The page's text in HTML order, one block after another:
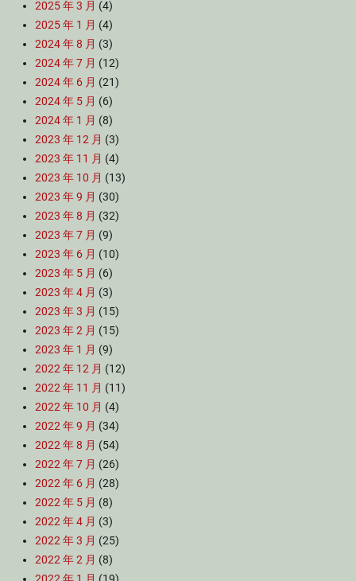
2025 年 3 月 (4)
2025 年 1 月 (4)
2024 年 8 月 (3)
2024 年 7 月 (12)
2024 年 6 月 (21)
2024 年 5 月 (6)
2024 年 1 月 (8)
2023 年 12 月 (3)
2023 年 11 月 (4)
2023 年 10 月 (13)
2023 年 9 月 (30)
2023 年 8 月 (32)
2023 年 7 月 (9)
2023 年 6 月 (10)
2023 年 5 月 (6)
2023 年 4 月 (3)
2023 年 3 月 (15)
2023 年 2 月 (15)
2023 年 1 月 (9)
2022 年 12 月 (12)
2022 年 11 月 (11)
2022 年 10 月 (4)
2022 年 9 月 (34)
2022 年 8 月 (54)
2022 年 7 月 (26)
2022 年 6 月 (28)
2022 年 5 月 (8)
2022 年 4 月 (3)
2022 年 3 月 (25)
2022 年 2 月 (8)